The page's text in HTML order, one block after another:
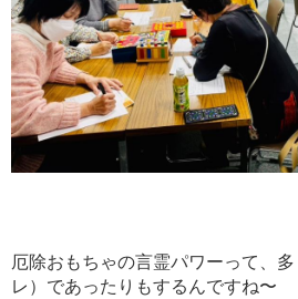
厄除おもちゃの言霊パワーって、
レ）であったりもするんですね〜